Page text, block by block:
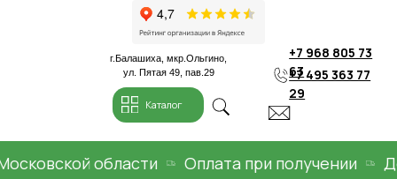
+7 968 805 73
29
Каталог
области Оплата при получении